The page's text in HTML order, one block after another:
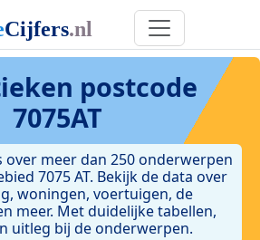
postcode
7075AT
over meer dan 250 onderwerpen
7075 AT. Bekijk de data over
woningen, voertuigen, de
meer. Met duidelijke tabellen,
uitleg bij de onderwerpen.